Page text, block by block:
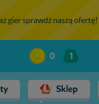
gier sprawdź naszą ofertę!
0 1
Sklep